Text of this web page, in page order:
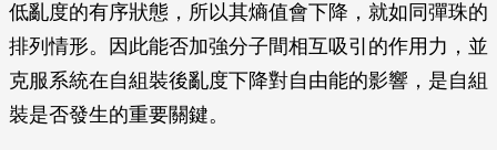
低亂度的有序狀態，所以其熵值會下降，就如同彈珠的
排列情形。因此能否加強分子間相互吸引的作用力，並
克服系統在自組裝後亂度下降對自由能的影響，是自組
裝是否發生的重要關鍵。